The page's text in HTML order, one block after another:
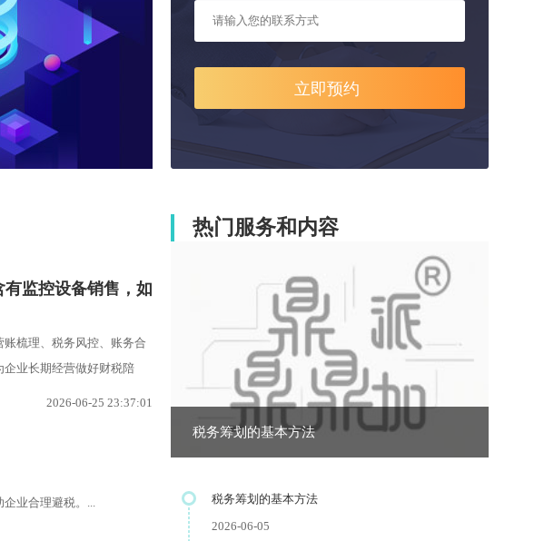
监控设备销售，如
梳理、税务风控、账务合
业长期经营做好财税陪
2026-06-25 23:37:01
业合理避税。...
热门服务和内容
税务筹划的基本方法
税务筹划的基本方法
2026-06-05